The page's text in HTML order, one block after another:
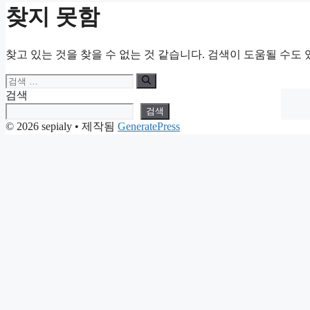
찾지 못함
찾고 있는 것을 찾을 수 없는 것 같습니다. 검색이 도움될 수도
검
색:
검색
검색
© 2026 sepialy • 제작됨 GeneratePress